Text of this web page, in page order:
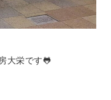
大栄です🐸